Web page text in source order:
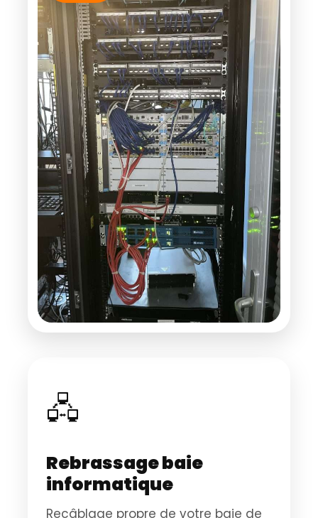
🖧
Rebrassage baie
informatique
Recâblage propre de votre baie de